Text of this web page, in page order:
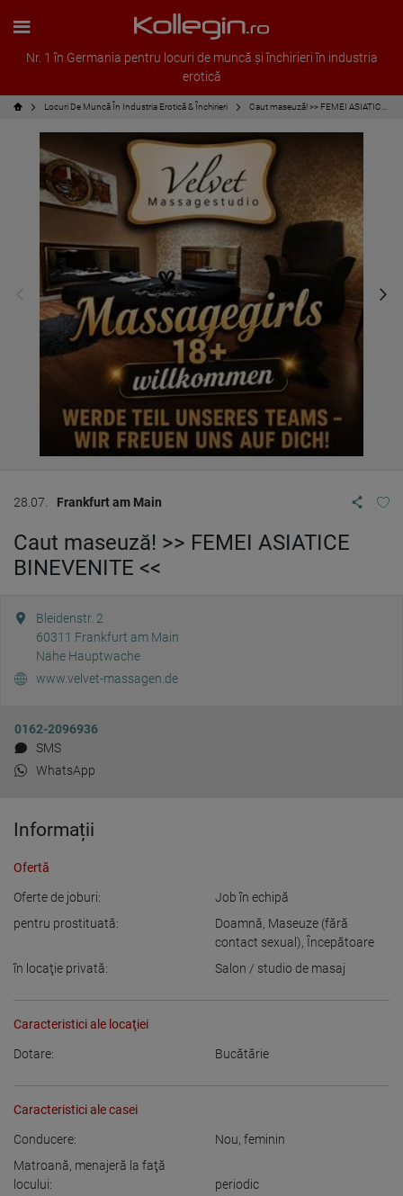
Nr. 1 în Germania pentru locuri de muncă și închirieri în industria
erotică
Locuri De Muncă În Industria Erotică & Închirieri
28.07. Frankfurt am Main
Caut maseuză! >> FEMEI ASIATICE
BINEVENITE <<
Bleidenstr. 2
60311 Frankfurt am Main
Nähe Hauptwache
www.velvet-massagen.de
0162-2096936
SMS
WhatsApp
Informații
Ofertă
Oferte de joburi:
Job în echipă
pentru prostituată:
Doamnă, Maseuze (fără
contact sexual), Începătoare
în locaţie privată:
Salon / studio de masaj
Caracteristici ale locaţiei
Dotare: Bucătărie
Caracteristici ale casei
Conducere: Nou, feminin
Matroană, menajeră la faţă
locului:
periodic